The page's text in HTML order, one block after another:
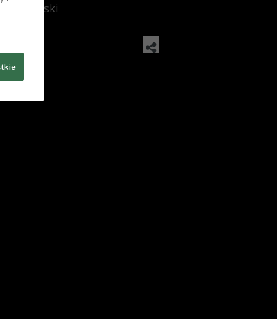
Bajerski